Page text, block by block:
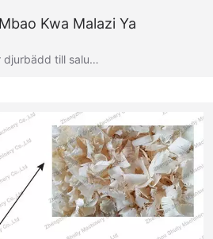
Kwa Malazi Ya
djurbädd till salu…